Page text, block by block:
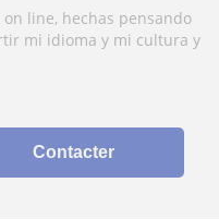
line, hechas pensando
mi idioma y mi cultura y
Contacter